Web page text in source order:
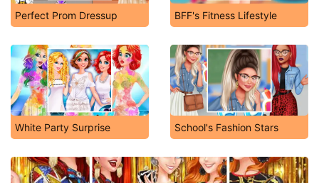
Perfect Prom Dressup BFF's Fitness Lifestyle
White Party Surprise School's Fashion Stars